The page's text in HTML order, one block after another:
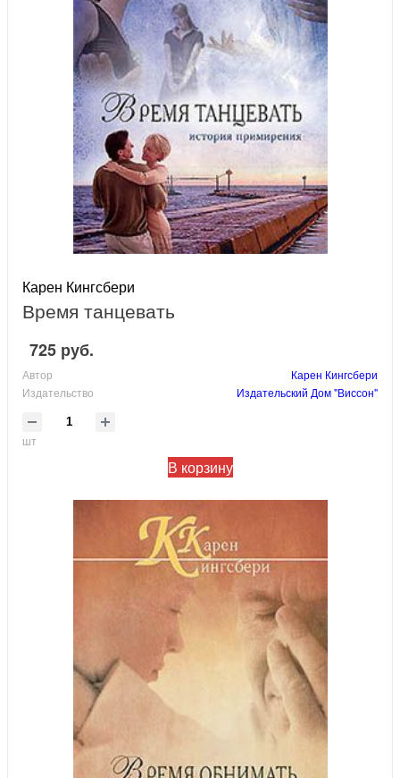
Карен Кингсбери
Время танцевать
725 руб.
Автор
Карен Кингсбери
Издательство
Издательский Дом "Виссон"
шт
В корзину